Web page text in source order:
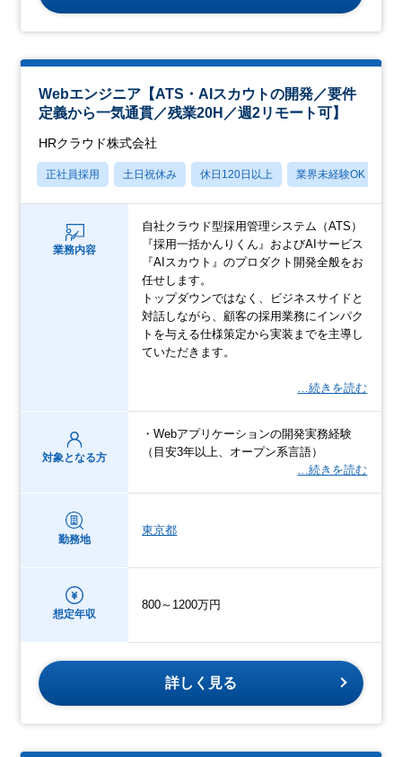
Webエンジニア【ATS・AIスカウトの開発／要件
定義から一気通貫／残業20H／週2リモート可】
HRクラウド株式会社
正社員採用 土日祝休み 休日120日以上 業界未経験OK
業務内容
自社クラウド型採用管理システム（ATS）
『採用一括かんりくん』およびAIサービス
『AIスカウト』のプロダクト開発全般をお
任せします。
トップダウンではなく、ビジネスサイドと
対話しながら、顧客の採用業務にインパク
トを与える仕様策定から実装までを主導し
ていただきます。
…続きを読む
対象となる方
・Webアプリケーションの開発実務経験
（目安3年以上、オープン系言語）
…続きを読む
勤務地
東京都
想定年収
800～1200万円
詳しく見る